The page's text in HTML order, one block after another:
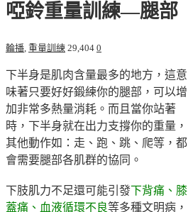
啞鈴重量訓練—腿部
輪播 重量訓練 29,404 0
下半身是肌肉含量最多的地方，這意
味著只要好好鍛練你的腿部，可以增
加非常多熱量消耗。而且當你站著
時，下半身就在出力支撐你的重量，
其他動作如：走、跑、跳、爬等，都
會需要腿部各肌群的協同。
下肢肌力不足還可能引發下背痛、膝
蓋痛、血液循環不良等多種文明病，